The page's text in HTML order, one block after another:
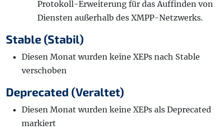
Protokoll-Erweiterung für das Auffinden von
Diensten außerhalb des XMPP-Netzwerks.
Stable (Stabil)
Diesen Monat wurden keine XEPs nach Stable
verschoben
Deprecated (Veraltet)
Diesen Monat wurden keine XEPs als Deprecated
markiert